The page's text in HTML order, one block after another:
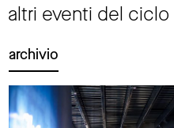
altri eventi del ciclo
archivio